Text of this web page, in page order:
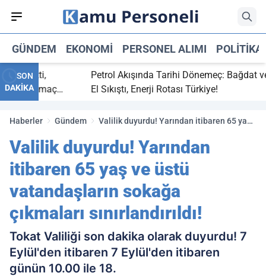
GÜNDEM EKONOMI PERSONEL ALIMI POLITIKA
SON
DAKİKA
bitti,
maç
Petrol Akışında Tarihi Dönemeç: Bağdat ve
El Sıkıştı, Enerji Rotası Türkiye!
Haberler Gündem
Valilik duyurdu! Yarından itibaren 65 yaş
sınırlandırıldı!
Valilik duyurdu! Yarından
itibaren 65 yaş ve üstü
vatandaşların sokağa
çıkmaları sınırlandırıldı!
Tokat Valiliği son dakika olarak duyurdu! 7
Eylül'den itibaren 7 Eylül'den itibaren
günün 10.00 ile 18.